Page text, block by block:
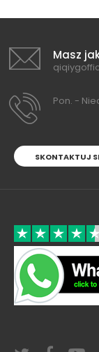
Masz
Pon. -
SKONTAKTUJ